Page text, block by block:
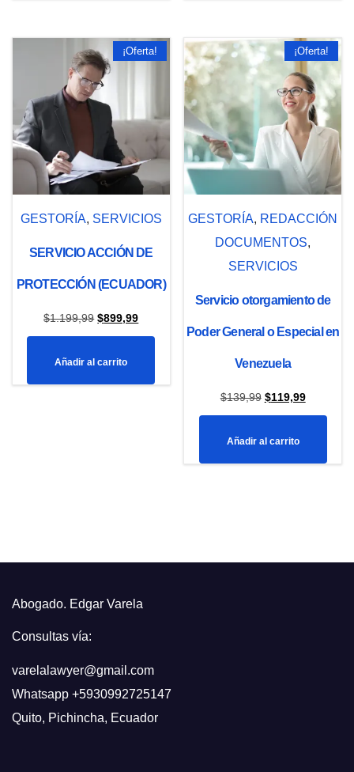
¡Oferta!
GESTORÍA, SERVICIOS
SERVICIO ACCIÓN DE
PROTECCIÓN (ECUADOR)
$1.199,99 El
original
$899,99El
precio
Añadir al carrito
¡Oferta!
GESTORÍA, REDACCIÓN
DOCUMENTOS,
SERVICIOS
Servicio otorgamiento de
Poder General o Especial en
Venezuela
$139,99 El
original
$119,99El
precio
Añadir al carrito
Abogado. Edgar Varela
Consultas vía:
varelalawyer@gmail.com
Whatsapp +5930992725147
Quito, Pichincha, Ecuador